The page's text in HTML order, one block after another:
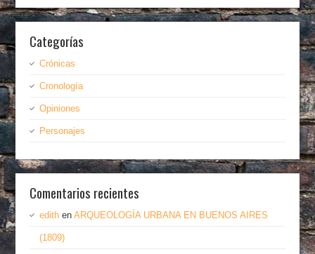
Categorías
Crónicas
Cronología
Opiniones
Personajes
Comentarios recientes
edith enARQUEOLOGÍA URBANA EN BUENOS AIRES
(1809)